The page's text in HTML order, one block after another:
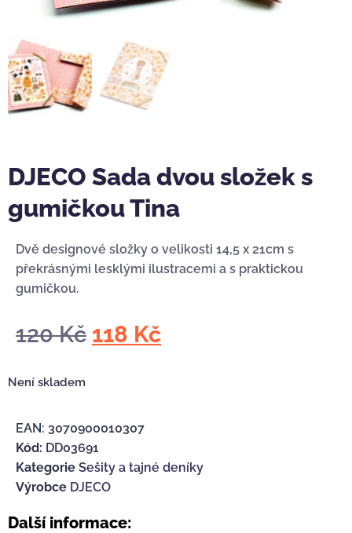
DJECO Sada dvou složek s
gumičkou Tina
Dvě designové složky o velikosti 14,5 x 21cm s
překrásnými lesklými ilustracemi a s praktickou
gumičkou.
120Kč 118 Kč
Není skladem
EAN: 3070900010307
Kód: DD03691
Kategorie Sešity a tajné deníky
Výrobce DJECO
Další informace: